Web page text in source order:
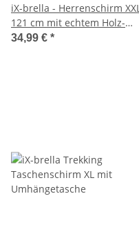
iX-brella - Herrenschirm XXL
121 cm mit echtem Holz-
Stabgriff und Auf-Zu-
34,99 € *